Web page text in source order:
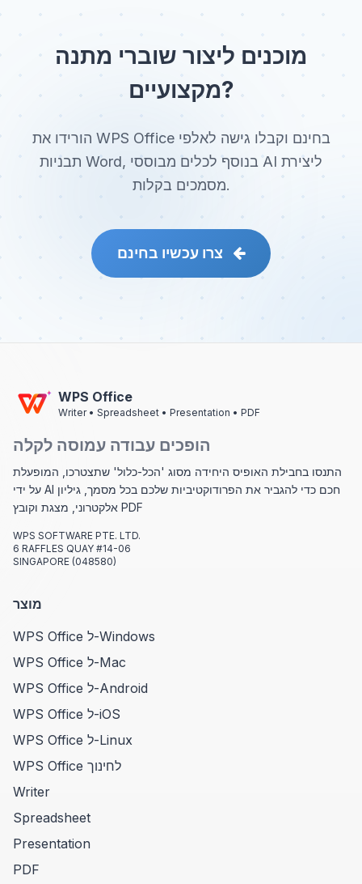
מוכנים ליצור שוברי מתנה
מקצועיים?
הורידו את WPS Office בחינם וקבלו גישה לאלפי
תבניות Word, בנוסף לכלים מבוססי AI ליצירת
מסמכים בקלות.
WPS Office
Writer • Spreadsheet • Presentation • PDF
הופכים עבודה עמוסה לקלה
התנסו בחבילת האופיס היחידה מסוג 'הכל-כלול' שתצטרכו, המופעלת
על ידי AI חכם כדי להגביר את הפרודוקטיביות שלכם בכל מסמך, גיליון
אלקטרוני, מצגת וקובץ PDF
WPS SOFTWARE PTE. LTD.
6 RAFFLES QUAY #14-06
SINGAPORE (048580)
מוצר
WPS Office ל-Windows
WPS Office ל-Mac
WPS Office ל-Android
WPS Office ל-iOS
WPS Office ל-Linux
WPS Office לחינוך
Writer
Spreadsheet
Presentation
PDF